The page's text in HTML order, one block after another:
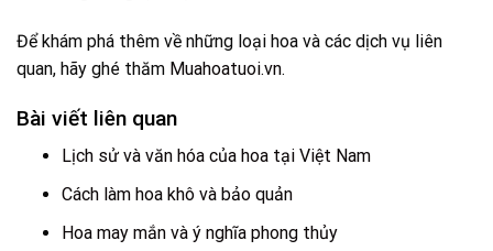
Để khám phá thêm về những loại hoa và các dịch vụ liên
quan, hãy ghé thăm Muahoatuoi.vn.
Bài viết liên quan
Lịch sử và văn hóa của hoa tại Việt Nam
Cách làm hoa khô và bảo quản
Hoa may mắn và ý nghĩa phong thủy